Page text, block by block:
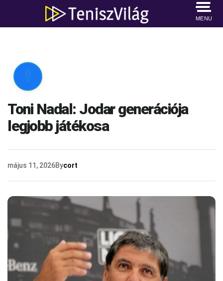
MENU

Toni Nadal: Jodar generációja
legjobb játékosa
május 11, 2026Bycort